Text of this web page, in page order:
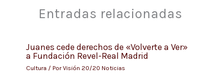
Entradas relacionadas
Juanes cede derechos de «Volverte a Ver»
a Fundación Revel-Real Madrid
Cultura / PorVisión 20/20 Noticias